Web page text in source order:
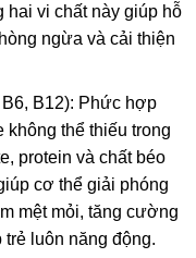
hai vi chất này giúp hỗ
ngừa và cải thiện
B12): Phức hợp
không thể thiếu trong
protein và chất béo
cơ thể giải phóng
mệt mỏi, tăng cường
trẻ luôn năng động.